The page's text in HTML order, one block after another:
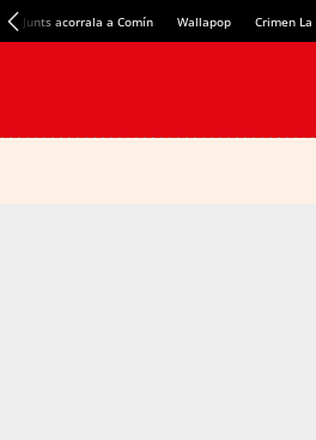
Junts acorrala a Comín Wallapop Crimen La